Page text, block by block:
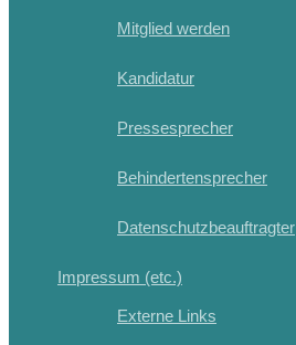
Mitglied werden
Kandidatur
Pressesprecher
Behindertensprecher
Datenschutzbeauftragter
Impressum (etc.)
Externe Links